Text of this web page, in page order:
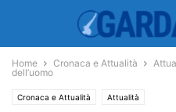
Home Cronaca e Attualità
dell’uomo
Cronaca e Attualità Attualità